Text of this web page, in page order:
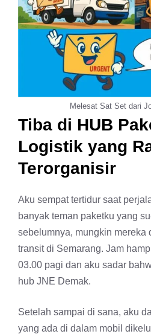
Melesat Sat Set dari
Tiba di HUB
Logistik yang
Terorganisir
Aku sempat tertidur saat
banyak teman paketku yang
sebelumnya, mungkin mereka
transit di Semarang. Jam
03.00 pagi dan aku sadar
hub JNE Demak.
Setelah sampai di sana, aku
yang ada di dalam mobil